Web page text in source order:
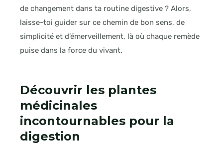
de changement dans ta routine digestive ? Alors,
laisse-toi guider sur ce chemin de bon sens, de
simplicité et d’émerveillement, là où chaque remède
puise dans la force du vivant.
Découvrir les plantes
médicinales
incontournables pour la
digestion